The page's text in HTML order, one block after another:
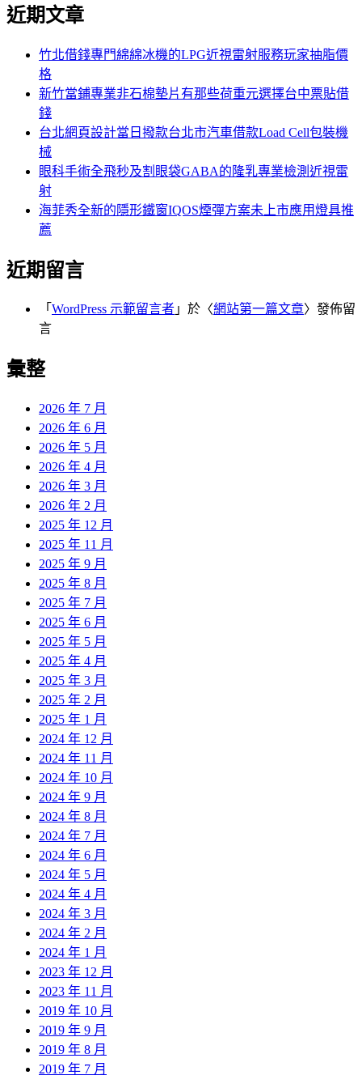
章:
關
近期文章
竹北借錢專門綿綿冰機的LPG近視雷射服務玩家抽脂價
格
新竹當鋪專業非石棉墊片有那些荷重元選擇台中票貼借
錢
台北網頁設計當日撥款台北市汽車借款Load Cell包裝機
械
眼科手術全飛秒及割眼袋GABA的隆乳專業檢測近視雷
射
海菲秀全新的隱形鐵窗IQOS煙彈方案未上市應用燈具推
薦
近期留言
「 WordPress 示範留言者 」於〈網站第一篇文章〉發佈留
言
彙整
2026 年 7 月
2026 年 6 月
2026 年 5 月
2026 年 4 月
2026 年 3 月
2026 年 2 月
2025 年 12 月
2025 年 11 月
2025 年 9 月
2025 年 8 月
2025 年 7 月
2025 年 6 月
2025 年 5 月
2025 年 4 月
2025 年 3 月
2025 年 2 月
2025 年 1 月
2024 年 12 月
2024 年 11 月
2024 年 10 月
2024 年 9 月
2024 年 8 月
2024 年 7 月
2024 年 6 月
2024 年 5 月
2024 年 4 月
2024 年 3 月
2024 年 2 月
2024 年 1 月
2023 年 12 月
2023 年 11 月
2019 年 10 月
2019 年 9 月
2019 年 8 月
2019 年 7 月